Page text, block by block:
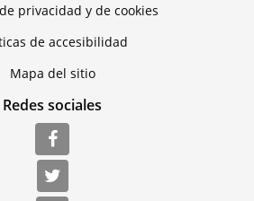
privacidad y de cookies
de accesibilidad
Mapa del sitio
Redes sociales